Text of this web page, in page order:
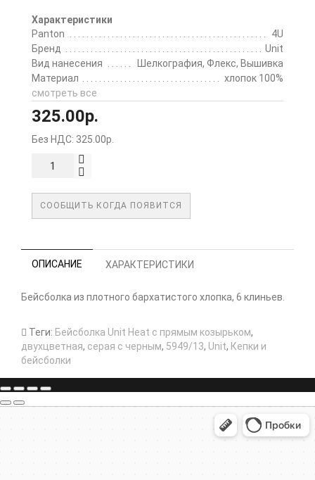
Характеристики
Panton
4U
Бренд
Unit
Вид нанесения
Шелкография, Флекс, Вышивка
Материал
хлопок 100%
смотреть все
325.00р.
Без НДС: 325.00р.
СООБЩИТЬ КОГДА ПОЯВИТСЯ
ОПИСАНИЕ ХАРАКТЕРИСТИКИ
Бейсболка из плотного бархатистого хлопка, 6 клиньев.
Теги: Бейсболка Unit Heat с прямым козырьком,
двухцветная, серая с черным, 5949/13, Unit, Кепки и
бейсболки